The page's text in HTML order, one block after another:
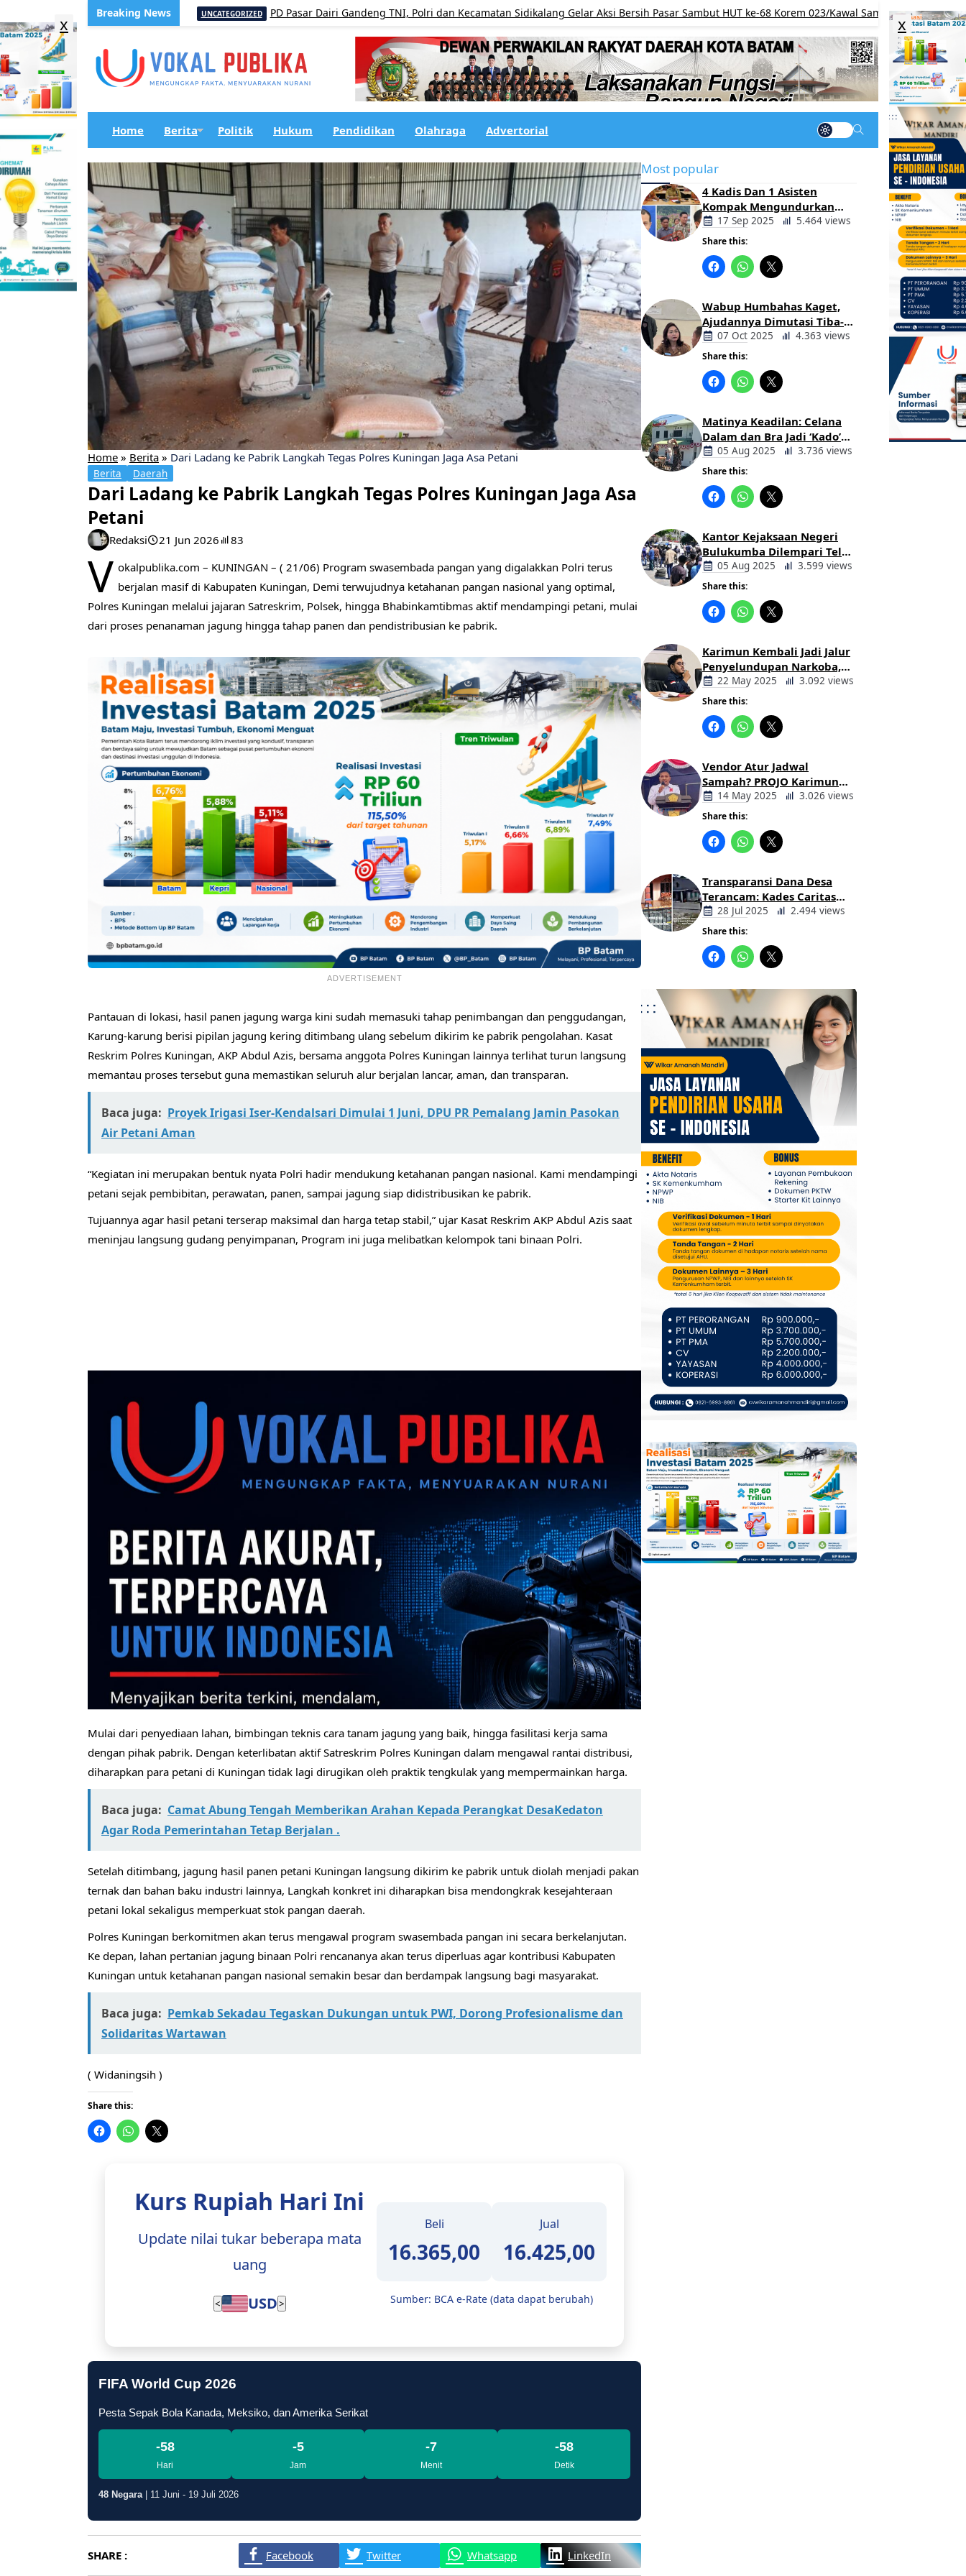
UNCATEGORIZED PD Pasar Dairi Gandeng TNI, Polri dan Kecamatan Sidikalang Gelar Aksi Bersih Pasar Sambut HUT ke-68 Korem 023/Kawal Samudera dan HUT RI ke-81
Home Berita Politik Hukum Pendidikan Olahraga Advertorial
Home » Berita » Dari Ladang ke Pabrik Langkah Tegas Polres Kuningan Jaga Asa Petani
Berita Daerah
Dari Ladang ke Pabrik Langkah Tegas Polres Kuningan Jaga Asa
Petani
Redaksi 21 Jun 2026 83
V okalpublika.com – KUNINGAN – ( 21/06) Program swasembada pangan yang digalakkan Polri terus
berjalan masif di Kabupaten Kuningan, Demi terwujudnya ketahanan pangan nasional yang optimal,
Polres Kuningan melalui jajaran Satreskrim, Polsek, hingga Bhabinkamtibmas aktif mendampingi petani, mulai
dari proses penanaman jagung hingga tahap panen dan pendistribusian ke pabrik.
ADVERTISEMENT
Pantauan di lokasi, hasil panen jagung warga kini sudah memasuki tahap penimbangan dan penggudangan,
Karung-karung berisi pipilan jagung kering ditimbang ulang sebelum dikirim ke pabrik pengolahan. Kasat
Reskrim Polres Kuningan, AKP Abdul Azis, bersama anggota Polres Kuningan lainnya terlihat turun langsung
memantau proses tersebut guna memastikan seluruh alur berjalan lancar, aman, dan transparan.
Baca juga: Proyek Irigasi Iser-Kendalsari Dimulai 1 Juni, DPU PR Pemalang Jamin Pasokan
Air Petani Aman
“Kegiatan ini merupakan bentuk nyata Polri hadir mendukung ketahanan pangan nasional. Kami mendampingi
petani sejak pembibitan, perawatan, panen, sampai jagung siap didistribusikan ke pabrik.
Tujuannya agar hasil petani terserap maksimal dan harga tetap stabil,” ujar Kasat Reskrim AKP Abdul Azis saat
meninjau langsung gudang penyimpanan, Program ini juga melibatkan kelompok tani binaan Polri.
Mulai dari penyediaan lahan, bimbingan teknis cara tanam jagung yang baik, hingga fasilitasi kerja sama
dengan pihak pabrik. Dengan keterlibatan aktif Satreskrim Polres Kuningan dalam mengawal rantai distribusi,
diharapkan para petani di Kuningan tidak lagi dirugikan oleh praktik tengkulak yang mempermainkan harga.
Baca juga: Camat Abung Tengah Memberikan Arahan Kepada Perangkat DesaKedaton
Agar Roda Pemerintahan Tetap Berjalan .
Setelah ditimbang, jagung hasil panen petani Kuningan langsung dikirim ke pabrik untuk diolah menjadi pakan
ternak dan bahan baku industri lainnya, Langkah konkret ini diharapkan bisa mendongkrak kesejahteraan
petani lokal sekaligus memperkuat stok pangan daerah.
Polres Kuningan berkomitmen akan terus mengawal program swasembada pangan ini secara berkelanjutan.
Ke depan, lahan pertanian jagung binaan Polri rencananya akan terus diperluas agar kontribusi Kabupaten
Kuningan untuk ketahanan pangan nasional semakin besar dan berdampak langsung bagi masyarakat.
Baca juga: Pemkab Sekadau Tegaskan Dukungan untuk PWI, Dorong Profesionalisme dan
Solidaritas Wartawan
( Widaningsih )
Share this:
Kurs Rupiah Hari Ini
Update nilai tukar beberapa mata
uang
< USD>
Beli
16.365,00
Jual
16.425,00
Sumber: BCA e-Rate (data dapat berubah)
FIFA World Cup 2026
Pesta Sepak Bola Kanada, Meksiko, dan Amerika Serikat
-58
Hari
-5
Jam
-7
Menit
-59
Detik
48 Negara| 11 Juni - 19 Juli 2026
SHARE : Facebook Twitter Whatsapp LinkedIn
Most popular
4 Kadis Dan 1 Asisten
Kompak Mengundurkan
Diri, Ada Apa Pemerintahan
Oloan
17 Sep 2025 5.464 views
Share this:
Wabup Humbahas Kaget,
Ajudannya Dimutasi Tiba-
tiba Tanpa Alasan Oleh
Bupati
07 Oct 2025 4.363 views
Share this:
Matinya Keadilan: Celana
Dalam dan Bra Jadi ‘Kado’
untuk Kajari Bulukumba
05 Aug 2025 3.736 views
Share this:
Kantor Kejaksaan Negeri
Bulukumba Dilempari Telur
dan Kotoran Sapi, Keluarga
Korban Lakalantas Tuntut
Keadilan
05 Aug 2025 3.599 views
Share this:
Karimun Kembali Jadi Jalur
Penyelundupan Narkoba,
Mahasiswa Desak Pemkab
dan Aparat Bertindak Tegas
22 May 2025 3.092 views
Share this:
Vendor Atur Jadwal
Sampah? PROJO Karimun
Kritik Usulan PT AGB
14 May 2025 3.026 views
Share this:
Transparansi Dana Desa
Terancam: Kades Caritas
Sogawunasi Diduga
Gelapkan Bantuan untuk
Warga
28 Jul 2025 2.494 views
Share this:
x
x